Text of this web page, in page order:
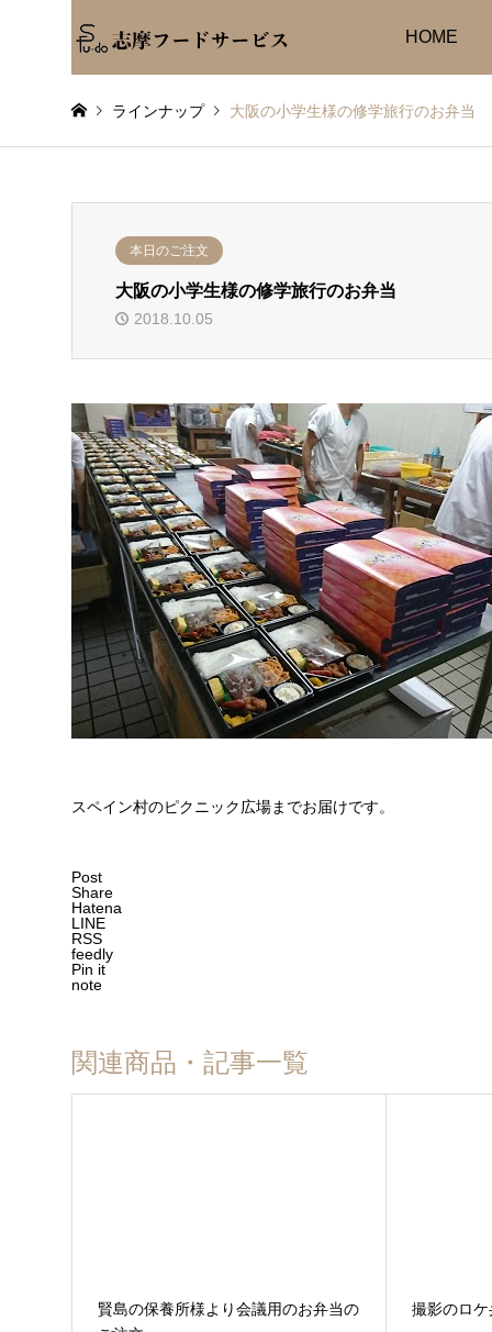
HOME
ラインナップ 大阪の小学生様の修学旅行のお弁当
本日のご注文
大阪の小学生様の修学旅行のお弁当
2018.10.05
スペイン村のピクニック広場までお届けです。
Post
Share
Hatena
LINE
RSS
feedly
Pin it
note
関連商品・記事一覧
賢島の保養所様より会議用のお弁当の
撮影のロ